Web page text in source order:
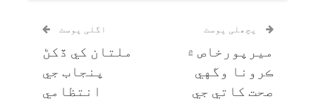
پچھلی پوسٹ
ميرپورخاص ۾
ڪرونا وگهي
صحت کاتي جي
اگلی پوسٹ
ملتان کي ڏکڻ
پنجاب جي
انتظامي